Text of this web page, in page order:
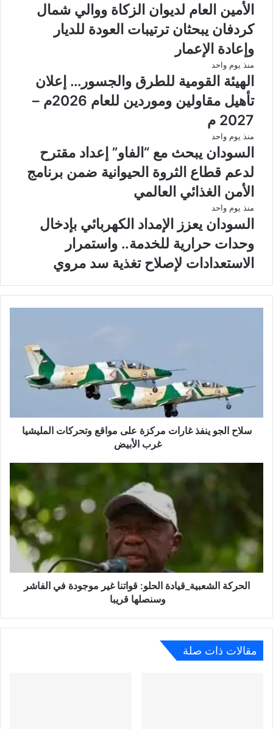
الأمين العام لديوان الزكاة ووالي شمال
كردفان يبحثان ترتيبات العودة للديار
وإعادة الإعمار
منذ يوم واحد
الهيئة القومية للطرق والجسور… إعلان
تأهيل مقاولين وموردين للعام 2026م –
2027 م
منذ يوم واحد
السودان يبحث مع “الفاو” إعداد مقترح
لدعم قطاع الثروة الحيوانية ضمن برنامج
الأمن الغذائي العالمي
منذ يوم واحد
السودان يعزز الإمداد الكهربائي بإدخال
وحدات حرارية للخدمة.. واستمرار
الاستعدادات لإصلاح تغذية سد مروي
سلاح الجو ينفذ غارات مركزة على مواقع وتحركات المليشيا
غرب الأبيض
الحركة الشعبية_قيادة الحلو: قواتنا غير موجودة في الفاشر
وسنصلها قريبا
مقالات ذات صلة